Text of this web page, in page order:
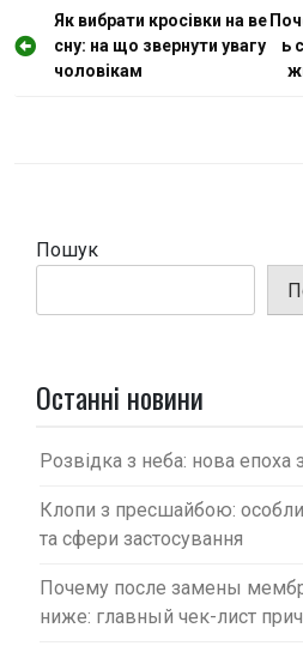
Н
а
Як вибрати кросівки на ве
сну: на що звернути увагу
чоловікам
ь
Пошук
Останні новини
Розвідка з неба: нова епоха
Клопи з пресшайбою:
та сфери застосування
Почему после замены
ниже: главный чек-лист